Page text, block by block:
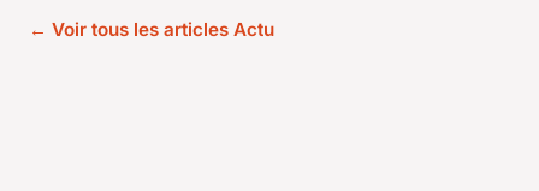
← Voir tous les articles Actu